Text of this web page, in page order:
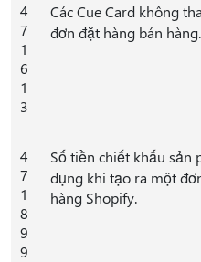
4
7
1
6
1
3
Các Cue Card không
đơn đặt hàng bán hàng.
4
7
1
8
9
9
Số tiền chiết khấu sản
dụng khi tạo ra một
hàng Shopify.